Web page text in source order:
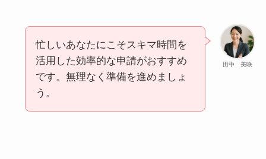
田中 美咲
忙しいあなたにこそスキマ時間を
活用した効率的な申請がおすすめ
です。無理なく準備を進めましょ
う。